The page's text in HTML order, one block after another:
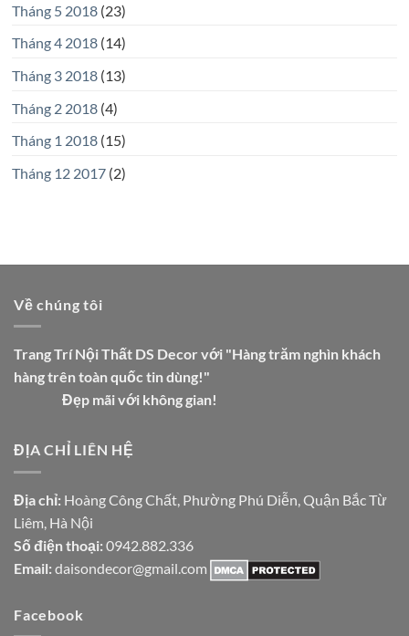
Tháng 5 2018(23)
Tháng 4 2018(14)
Tháng 3 2018(13)
Tháng 2 2018(4)
Tháng 1 2018(15)
Tháng 12 2017(2)
Về chúng tôi
Trang Trí Nội Thất DS Decor với "Hàng trăm nghìn khách
hàng trên toàn quốc tin dùng!"
Đẹp mãi với không gian!
ĐỊA CHỈ LIÊN HỆ
Địa chỉ: Hoàng Công Chất, Phường Phú Diễn, Quận Bắc Từ
Liêm, Hà Nội
Số điện thoại: 0942.882.336
Email: daisondecor@gmail.com
Facebook